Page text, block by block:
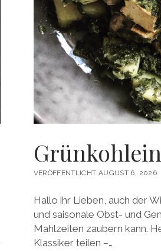
VERÖFFENTLICHT AUGUST 6, 2026
Hallo ihr Lieben, auch der
und saisonale Obst- und
Mahlzeiten zaubern kann.
Klassiker teilen –…